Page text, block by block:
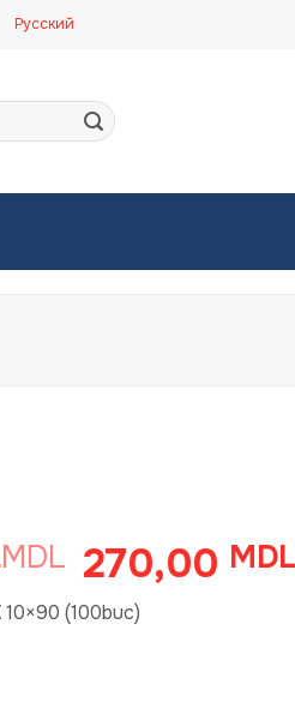
Русский
MDL Prețul
inițial
a
270,00 MDL
10×90 (100buc)